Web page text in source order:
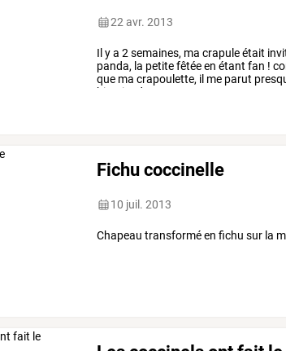
22 avr. 2013
Il ya 2semaines, ma crapuleétait
panda, la petitefêtéeen étant fan !
que ma crapoulette, il me parut
histoire
de
Fichu coccinelle
10 juil. 2013
Chapeau transformé en fichu sur la